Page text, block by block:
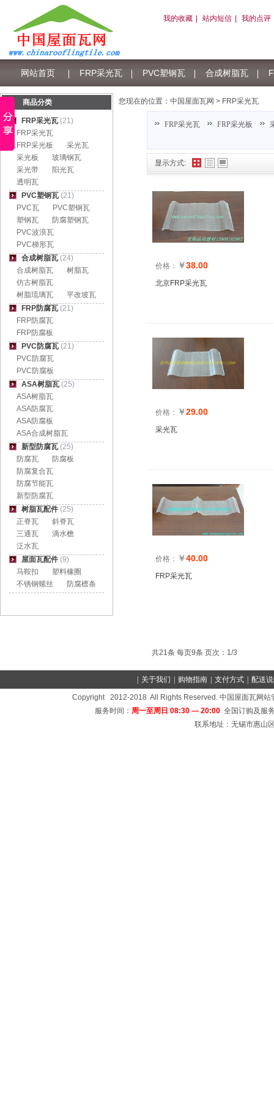
网站首页 FRP采光瓦 PVC塑钢瓦 合成树脂瓦
树脂瓦积分
我的收藏 站内短信 我的点评
显示方式:
价格： ￥38.00
北京FRP采光瓦
价格： ￥29.00
采光瓦
价格： ￥40.00
FRP采光瓦
共21条 每页9条 页次：1/3
您现在的位置： 中国屋面瓦网 > FRP采光瓦
FRP采光瓦 FRP采光板
商品分类
FRP采光瓦 (21)
FRP采光瓦
FRP采光板
采光瓦
采光板
玻璃钢瓦
采光带
阳光瓦
透明瓦
PVC塑钢瓦 (21)
PVC瓦
PVC塑钢瓦
塑钢瓦
防腐塑钢瓦
PVC波浪瓦
PVC梯形瓦
合成树脂瓦 (24)
合成树脂瓦
树脂瓦
仿古树脂瓦
树脂琉璃瓦
平改坡瓦
FRP防腐瓦 (21)
FRP防腐瓦
FRP防腐板
PVC防腐瓦 (21)
PVC防腐瓦
PVC防腐板
ASA树脂瓦 (25)
ASA树脂瓦
ASA防腐瓦
ASA防腐板
ASA合成树脂瓦
新型防腐瓦 (25)
防腐瓦
防腐板
防腐复合瓦
防腐节能瓦
新型防腐瓦
树脂瓦配件 (25)
正脊瓦
斜脊瓦
三通瓦
滴水檐
泛水瓦
屋面瓦配件 (9)
马鞍扣
塑料橡圈
不锈钢螺丝
防腐檩条
Copyright 2012-2018 All Rights Reserved. 中国屋面瓦网
服务时间： 周一至周日 08:30 — 20:00全国订购及服
联系地址：无锡市惠
关于我们 购物指南 支付方式 配送